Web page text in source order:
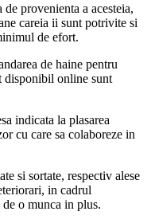
provenienta a acesteia,
careia ii sunt potrivite si
de efort.
de haine pentru
disponibil online sunt
indicata la plasarea
cu care sa colaboreze in
si sortate, respectiv alese
in cadrul
o munca in plus.